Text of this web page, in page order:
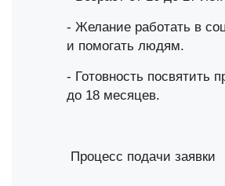
- Желание работать в
и помогать людям.
- Готовность посвятить
до 18 месяцев.
Процесс подачи заявки